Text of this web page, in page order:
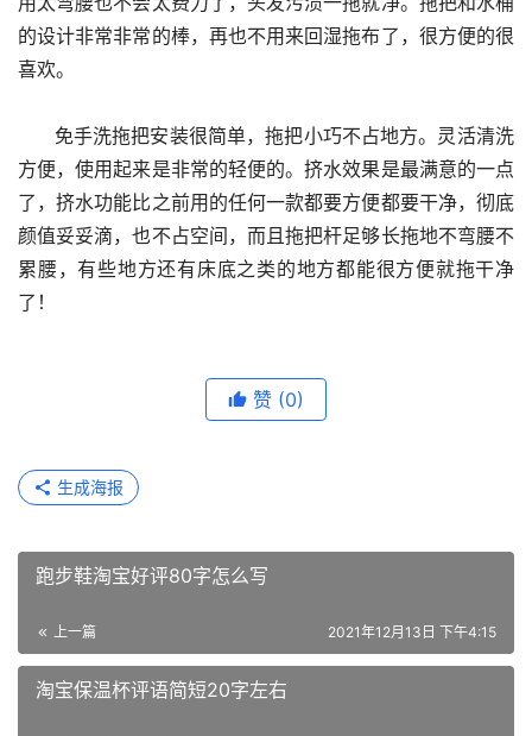
的设计非常非常的棒，再也不用来回湿拖布了，很方便的很
喜欢。
方便，使用起来是非常的轻便的。挤水效果是最满意的一点
了，挤水功能比之前用的任何一款都要方便都要干净，彻底
颜值妥妥滴，也不占空间，而且拖把杆足够长拖地不弯腰不
累腰，有些地方还有床底之类的地方都能很方便就拖干净
了！
赞 (0)
生成海报
跑步鞋淘宝好评80字怎么写
上一篇 2021年12月13日 下午4:15
淘宝保温杯评语简短20字左右